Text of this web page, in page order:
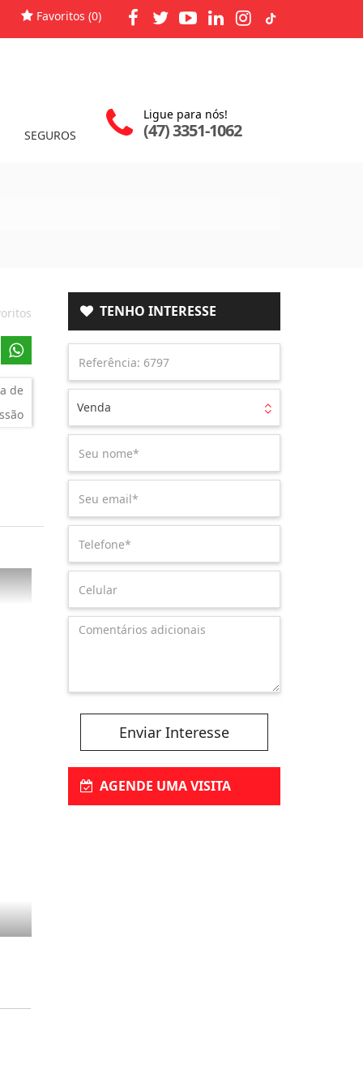
Favoritos (0)
SEGUROS
Ligue para nós!
(47) 3351-1062
de
TENHO INTERESSE
Venda
Enviar Interesse
AGENDE UMA VISITA